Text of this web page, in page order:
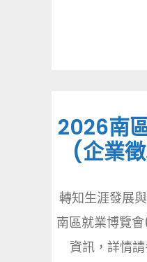
2026南
(企業
轉知生涯發展
南區就業博覽
資訊，詳情